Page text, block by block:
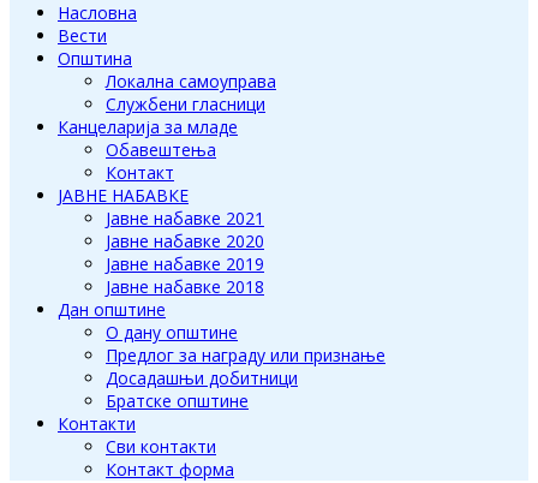
Насловна
Вести
Општина
Локална самоуправа
Службени гласници
Канцеларија за младе
Обавештења
Контакт
ЈАВНЕ НАБАВКЕ
Јавне набавке 2021
Јавне набавке 2020
Јавне набавке 2019
Јавне набавке 2018
Дан општине
О дану општине
Предлог за награду или признање
Досадашњи добитници
Братске општине
Контакти
Сви контакти
Контакт форма